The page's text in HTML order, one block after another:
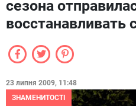
сезона
23 липня 2009, 11:48
ЗНАМЕНИТОСТІ